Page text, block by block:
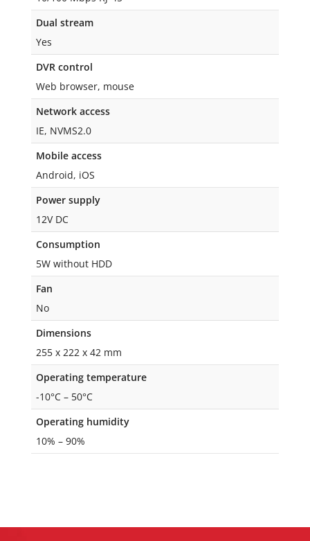
Dual stream
Yes
DVR control
Web browser, mouse
Network access
IE, NVMS2.0
Mobile access
Android, iOS
Power supply
12V DC
Consumption
5W without HDD
Fan
No
Dimensions
255 x 222 x 42 mm
Operating temperature
-10°C – 50°C
Operating humidity
10% – 90%